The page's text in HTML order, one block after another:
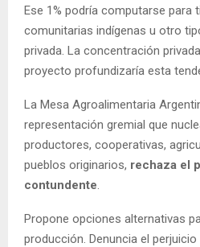
Ese 1% podría computarse para
comunitarias indígenas u otro
privada. La concentración
proyecto profundizaría esta
La Mesa Agroalimentaria
representación gremial que
productores, cooperativas,
pueblos originarios, rechaza el
contundente.
Propone opciones alternativas
producción. Denuncia el